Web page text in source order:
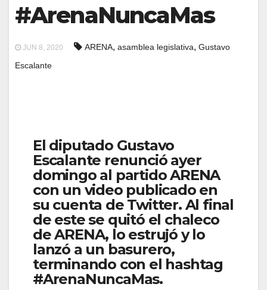
#ArenaNuncaMas
JUN 8, 2020 ARENA, asamblea legislativa, Gustavo
Escalante
El diputado Gustavo
Escalante renunció ayer
domingo al partido ARENA
con un video publicado en
su cuenta de Twitter. Al final
de este se quitó el chaleco
de ARENA, lo estrujó y lo
lanzó a un basurero,
terminando con el hashtag
#ArenaNuncaMas.